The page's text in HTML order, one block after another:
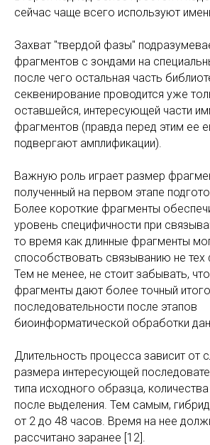
сейчас чаще всего используют
Захват "твердой фазы"
фрагментов с зондами на
после чего остальная часть
секвенирование проводится уже
оставшейся, интересующей части
фрагментов (правда перед этим ее
подвергают амплификации).
Важную роль играет размер
полученный на первом этапе
Более короткие фрагменты
уровень специфичности при
то время как длинные фрагменты
способствовать связыванию не тех
Тем не менее, не стоит забывать,
фрагменты дают более точный
последовательности после этапов
биоинформатической обработки
Длительность процесса зависит от
размера интересующей
типа исходного образца,
после выделения. Тем самым,
от 2 до 48 часов. Время на нее
рассчитано заранее [12].